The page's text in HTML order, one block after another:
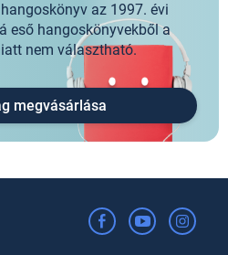
az 1997. évi
eső hangoskönyvekből a
nem választható.
megvásárlása